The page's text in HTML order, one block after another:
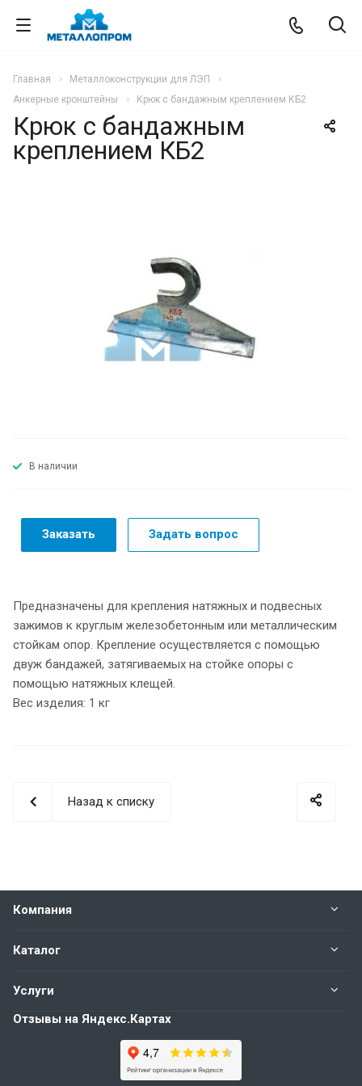
Главная
Металлоконструкции для ЛЭП
Анкерные кронштейны
Крюк с бандажным креплением КБ2
Крюк с бандажным
креплением КБ2
В наличии
Заказать Задать вопрос
Предназначены для крепления натяжных и подвесных
зажимов к круглым железобетонным или металлическим
стойкам опор. Крепление осуществляется с помощью
двуж бандажей, затягиваемых на стойке опоры с
помощью натяжных клещей.
Вес изделия: 1 кг
Назад к списку
Компания
Каталог
Услуги
Отзывы на Яндекс.Картах